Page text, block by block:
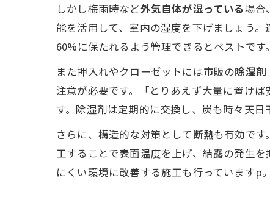
しかし梅雨時など外気自体が湿っている場合
能を活用して、室内の湿度を下げましょう
60%に保たれるよう管理できるとベストです。
また押入れやクローゼットには市販の除湿剤
注意が必要です。「とりあえず大量に置け
す。除湿剤は定期的に交換し、炭も時々天日
さらに、構造的な対策として断熱も有効で
工することで表面温度を上げ、結露の発生
にくい環境に改善する施工も行っていますp